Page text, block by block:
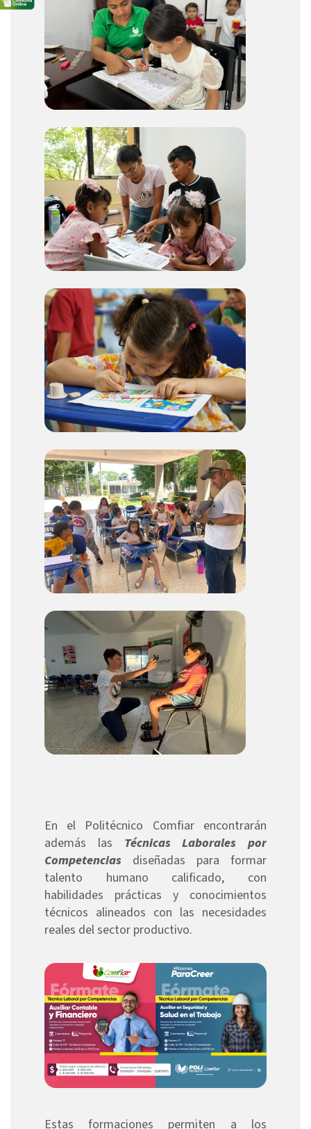
En el Politécnico Comfiar encontrarán
además las Técnicas Laborales por
Competencias diseñadas para formar
talento humano calificado, con
habilidades prácticas y conocimientos
técnicos alineados con las necesidades
reales del sector productivo.
Estas formaciones permiten a los